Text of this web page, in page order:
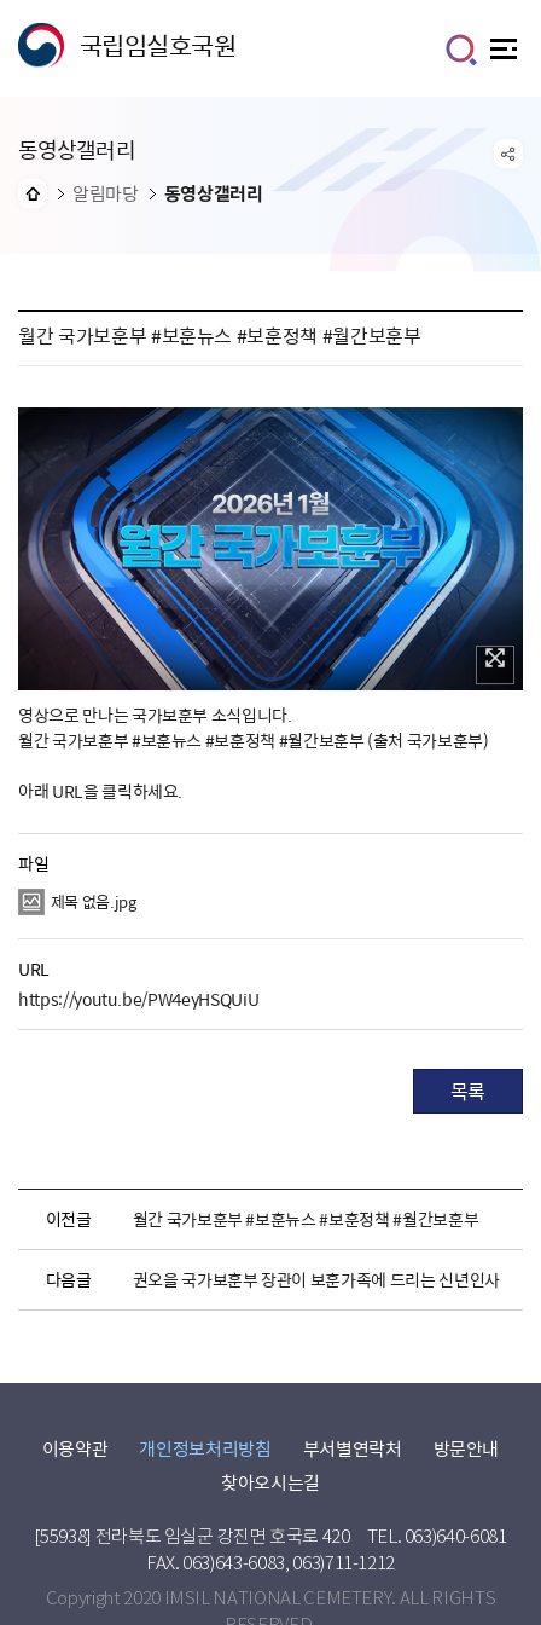
국립임실호국원
동영상갤러리
알림마당 동영상갤러리
월간 국가보훈부 #보훈뉴스 #보훈정책 #월간보훈부
영상으로 만나는 국가보훈부 소식입니다.
월간 국가보훈부 #보훈뉴스 #보훈정책 #월간보훈부 (출처 국가보훈부)
아래 URL을 클릭하세요.
파일
제목 없음.jpg
URL
https://youtu.be/PW4eyHSQUiU
목록
이전글 월간 국가보훈부 #보훈뉴스 #보훈정책 #월간보훈부
다음글 권오을 국가보훈부 장관이 보훈가족에 드리는 신년인사
이용약관 개인정보처리방침 부서별연락처
방문안내
찾아오시는길
[55938] 전라북도 임실군 강진면 호국로 420
TEL. 063)640-6081
FAX. 063)643-6083, 063)711-1212
Copyright 2020 IMSIL NATIONAL CEMETERY. ALL RIGHTS